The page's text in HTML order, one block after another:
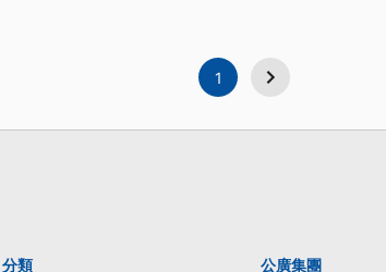
1
分類 公廣集團